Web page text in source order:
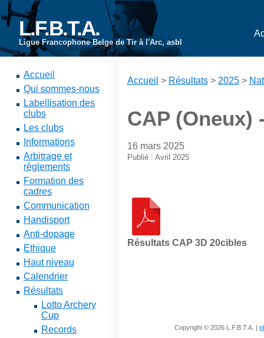
L.F.B.T.A.
Ligue Francophone Belge de Tir à l'Arc, asbl
Accueil
Qui sommes-nous
Labellisation des
clubs
Les clubs
Informations
Arbitrage et
règlements
Formation des
cadres
Communication
Handisport
Anti-dopage
Ethique
Haut niveau
Calendrier
Résultats
Lotto Archery
Cup
Records
Accueil > Résultats> 2025>
CAP (Oneux)
16 mars 2025
Publié : Avril 2025
Résultats CAP 3D 20cibles
Copyright © 2026 L.F.B.T.A. |